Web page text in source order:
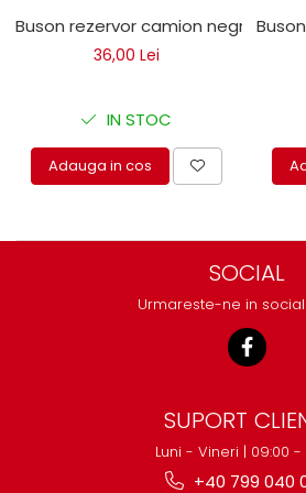
Electropompa si motoare
Role, bucsi si bolturi
BEHRENS
Bolturi - role - bucse
Mecanice
Cilindri hidraulici si burdufe
Buson rezervor camion negru
36,00 Lei
IN STOC
Adauga in cos
SOCIAL
Urmareste-ne in
SUPORT
Luni - Vineri | 09:00 -
+40 799 040